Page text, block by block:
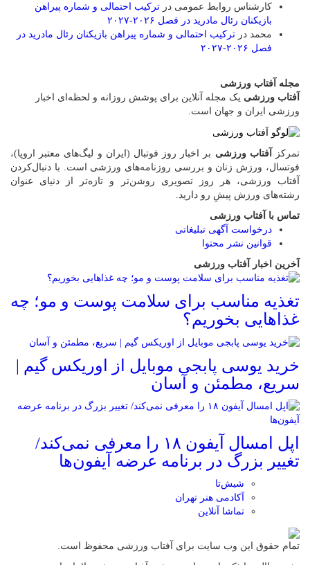
کارشناس روابط عمومی در ترکیب احتمالی و شماره پیراهن
بازیکنان رئال مادرید در فصل ۲۰۲۶-۲۰۲۷
محمد در ترکیب احتمالی و شماره پیراهن بازیکنان رئال مادرید در
فصل ۲۰۲۶-۲۰۲۷
مجله آفتاب ورزشی
آفتاب ورزشی یک مجله آنلاین برای پوشش روزانه و لحظه‌ای اخبار
ورزشی ایران و جهان است.
تمرکز آفتاب ورزشی بر اخبار روز فوتبال (ایران و لیگ‌های معتبر اروپا)،
فوتسال، ورزش زنان و بررسی روزنامه‌های ورزشی است. با دنبال‌کردن
آفتاب ورزشی، هر روز تصویری روشن‌تر و تازه‌تر از دنیای عنوان
رشته‌های ورزش پیشِ رو دارید.
تماس با آفتاب ورزشی
درخواست آگهی تبلیغاتی
قوانین نشر محتوا
آخرین اخبار آفتاب ورزشی
تغذیه مناسب برای سلامت پوست و مو؛ چه
غذاهایی بخوریم؟
خرید یوسی پابجی موبایل از اوریکس گیم |
سریع، مطمئن و آسان
اپل امسال آیفون ۱۸ را معرفی نمی‌کند/
تغییر بزرگ در برنامه عرضه آیفون‌ها
شیش‌تا
آکادمی هنر تهران
تماشا آنلاین
تمام حقوق این وب سایت برای آفتاب ورزشی محفوظ است.